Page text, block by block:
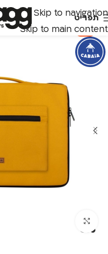
Skip to navigation
Skip to main content
תפריט
-70%